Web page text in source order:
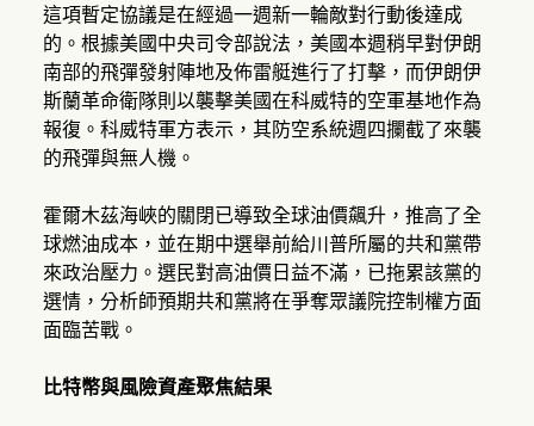
這項暫定協議是在經過一週新一輪敵對行動後達成
的。根據美國中央司令部說法，美國本週稍早對伊朗
南部的飛彈發射陣地及佈雷艇進行了打擊，而伊朗伊
斯蘭革命衛隊則以襲擊美國在科威特的空軍基地作為
報復。科威特軍方表示，其防空系統週四攔截了來襲
的飛彈與無人機。
霍爾木茲海峽的關閉已導致全球油價飆升，推高了全
球燃油成本，並在期中選舉前給川普所屬的共和黨帶
來政治壓力。選民對高油價日益不滿，已拖累該黨的
選情，分析師預期共和黨將在爭奪眾議院控制權方面
面臨苦戰。
比特幣與風險資產聚焦結果